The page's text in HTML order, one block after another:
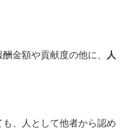
金額や貢献度の他に、
人
、人として他者から認め